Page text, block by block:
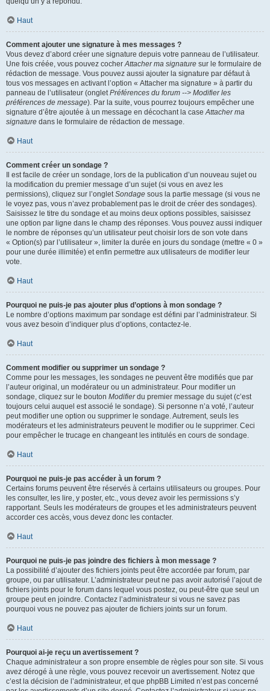
Haut
Comment ajouter une signature à mes messages ?
Vous devez d’abord créer une signature depuis votre panneau de l’utilisateur.
Une fois créée, vous pouvez cocherAttacher ma signature sur le formulaire de
rédaction de message. Vous pouvez aussi ajouter la signature par défaut à
tous vos messages en activant l’option « Attacher ma signature » à partir du
panneau de l’utilisateur (ongletPréférences du forum --> Modifier les
préférences de message). Par la suite, vous pourrez toujours empêcher une
signature d’être ajoutée à un message en décochant la caseAttacher ma
signature dans le formulaire de rédaction de message.
Haut
Comment créer un sondage ?
Il est facile de créer un sondage, lors de la publication d’un nouveau sujet ou
la modification du premier message d’un sujet (si vous en avez les
permissions), cliquez sur l’ongletSondage sous la partie message (si vous ne
le voyez pas, vous n’avez probablement pas le droit de créer des sondages).
Saisissez le titre du sondage et au moins deux options possibles, saisissez
une option par ligne dans le champ des réponses. Vous pouvez aussi indiquer
le nombre de réponses qu’un utilisateur peut choisir lors de son vote dans
« Option(s) par l’utilisateur », limiter la durée en jours du sondage (mettre « 0 »
pour une durée illimitée) et enfin permettre aux utilisateurs de modifier leur
vote.
Haut
Pourquoi ne puis-je pas ajouter plus d’options à mon sondage ?
Le nombre d’options maximum par sondage est défini par l’administrateur. Si
vous avez besoin d’indiquer plus d’options, contactez-le.
Haut
Comment modifier ou supprimer un sondage ?
Comme pour les messages, les sondages ne peuvent être modifiés que par
l’auteur original, un modérateur ou un administrateur. Pour modifier un
sondage, cliquez sur le bouton Modifierdu premier message du sujet (c’est
toujours celui auquel est associé le sondage). Si personne n’a voté, l’auteur
peut modifier une option ou supprimer le sondage. Autrement, seuls les
modérateurs et les administrateurs peuvent le modifier ou le supprimer. Ceci
pour empêcher le trucage en changeant les intitulés en cours de sondage.
Haut
Pourquoi ne puis-je pas accéder à un forum ?
Certains forums peuvent être réservés à certains utilisateurs ou groupes. Pour
les consulter, les lire, y poster, etc., vous devez avoir les permissions s’y
rapportant. Seuls les modérateurs de groupes et les administrateurs peuvent
accorder ces accès, vous devez donc les contacter.
Haut
Pourquoi ne puis-je pas joindre des fichiers à mon message ?
La possibilité d’ajouter des fichiers joints peut être accordée par forum, par
groupe, ou par utilisateur. L’administrateur peut ne pas avoir autorisé l’ajout de
fichiers joints pour le forum dans lequel vous postez, ou peut-être que seul un
groupe peut en joindre. Contactez l’administrateur si vous ne savez pas
pourquoi vous ne pouvez pas ajouter de fichiers joints sur un forum.
Haut
Pourquoi ai-je reçu un avertissement ?
Chaque administrateur a son propre ensemble de règles pour son site. Si vous
avez dérogé à une règle, vous pouvez recevoir un avertissement. Notez que
c’est la décision de l’administrateur, et que phpBB Limited n’est pas concerné